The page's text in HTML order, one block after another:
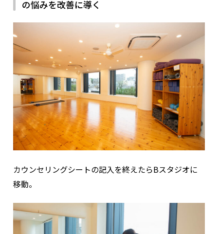
の悩みを改善に導く
カウンセリングシートの記入を終えたらBスタジオに
移動。